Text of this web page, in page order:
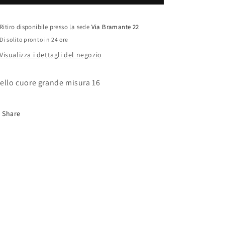
Ritiro disponibile presso la sede Via Bramante 22
Di solito pronto in 24 ore
Visualizza i dettagli del negozio
cuore grande misura 16
Share